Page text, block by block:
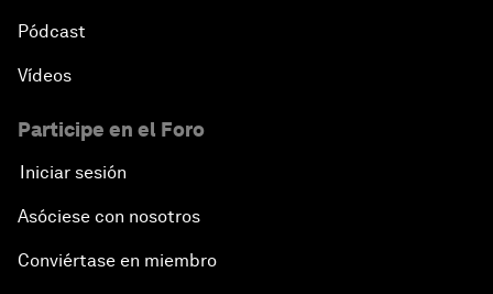
Pódcast
Vídeos
Participe en el Foro
Iniciar sesión
Asóciese con nosotros
Conviértase en miembro